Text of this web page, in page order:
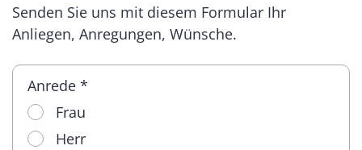
Senden Sie uns mit diesem Formular Ihr
Anliegen, Anregungen, Wünsche.
Anrede *
Frau
Herr